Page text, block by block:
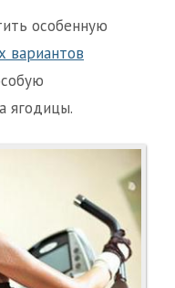
особенную
вариантов
ягодицы.